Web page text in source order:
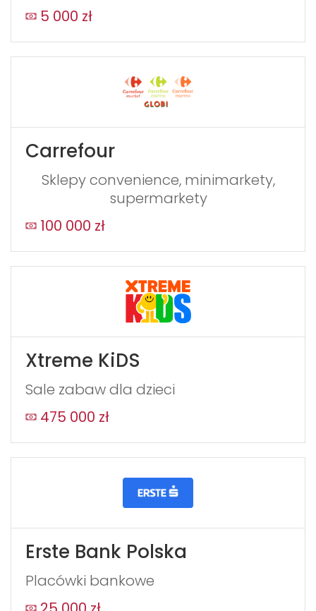
5 000 zł
Carrefour
Sklepy convenience, minimarkety,
supermarkety
100 000 zł
Xtreme KiDS
Sale zabaw dla dzieci
475 000 zł
Erste Bank Polska
Placówki bankowe